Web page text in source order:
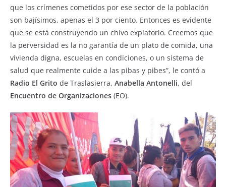
que los crímenes cometidos por ese sector de la población
son bajísimos, apenas el 3 por ciento. Entonces es evidente
que se está construyendo un chivo expiatorio. Creemos que
la perversidad es la no garantía de un plato de comida, una
vivienda digna, escuelas en condiciones, o un sistema de
salud que realmente cuide a las pibas y pibes”, le contó a
Radio El Grito de Traslasierra, Anabella Antonelli, del
Encuentro de Organizaciones (EO).